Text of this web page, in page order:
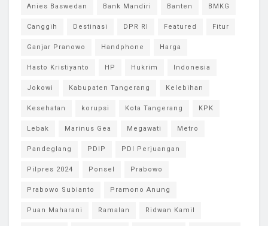
Anies Baswedan Bank Mandiri Banten BMKG
Canggih Destinasi DPR RI Featured Fitur
Ganjar Pranowo Handphone Harga
Hasto Kristiyanto HP Hukrim Indonesia
Jokowi Kabupaten Tangerang Kelebihan
Kesehatan korupsi Kota Tangerang KPK
Lebak Marinus Gea Megawati Metro
Pandeglang PDIP PDI Perjuangan
Pilpres 2024 Ponsel Prabowo
Prabowo Subianto Pramono Anung
Puan Maharani Ramalan Ridwan Kamil